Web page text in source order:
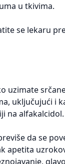
u tkivima.
se lekaru
uzimate
uključujući i
na alfakalcidol.
da se
apetita